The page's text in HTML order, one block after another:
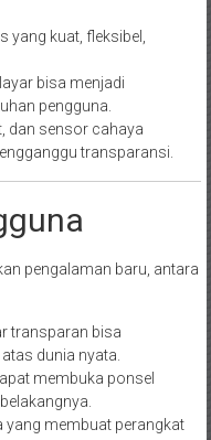
yang kuat, fleksibel,
bisa menjadi
pengguna.
dan sensor cahaya
transparansi.
pengalaman baru, antara
transparan bisa
dunia nyata.
membuka ponsel
yang membuat perangkat